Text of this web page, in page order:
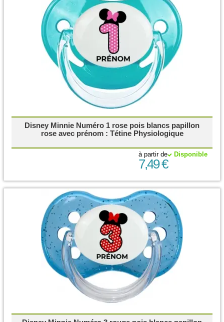
Disney Minnie Numéro 1 rose pois blancs papillon
rose avec prénom : Tétine Physiologique
Disponible
à partir de
7,49 €